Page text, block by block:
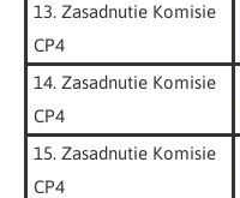
13. Zasadnutie Komisie
CP4
14. Zasadnutie Komisie
CP4
15. Zasadnutie Komisie
CP4